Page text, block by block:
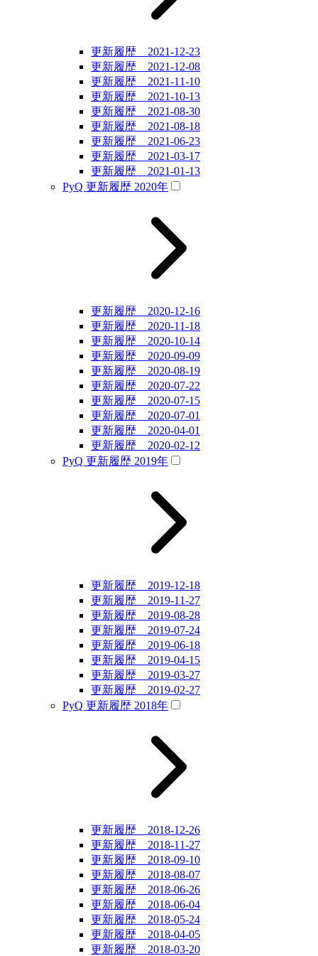
更新履歴 2021-12-23
更新履歴 2021-12-08
更新履歴 2021-11-10
更新履歴 2021-10-13
更新履歴 2021-08-30
更新履歴 2021-08-18
更新履歴 2021-06-23
更新履歴 2021-03-17
更新履歴 2021-01-13
PyQ 更新履歴 2020年
更新履歴 2020-12-16
更新履歴 2020-11-18
更新履歴 2020-10-14
更新履歴 2020-09-09
更新履歴 2020-08-19
更新履歴 2020-07-22
更新履歴 2020-07-15
更新履歴 2020-07-01
更新履歴 2020-04-01
更新履歴 2020-02-12
PyQ 更新履歴 2019年
更新履歴 2019-12-18
更新履歴 2019-11-27
更新履歴 2019-08-28
更新履歴 2019-07-24
更新履歴 2019-06-18
更新履歴 2019-04-15
更新履歴 2019-03-27
更新履歴 2019-02-27
PyQ 更新履歴 2018年
更新履歴 2018-12-26
更新履歴 2018-11-27
更新履歴 2018-09-10
更新履歴 2018-08-07
更新履歴 2018-06-26
更新履歴 2018-06-04
更新履歴 2018-05-24
更新履歴 2018-04-05
更新履歴 2018-03-20